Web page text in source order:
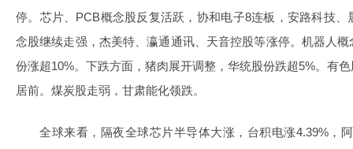
停。芯片、PCB概念股反复活跃，协和电子8连板，安路科技
念股继续走强，杰美特、瀛通通讯、天音控股等涨停。机器人
份涨超10%。下跌方面，猪肉展开调整，华统股份跌超5%。有
居前。煤炭股走弱，甘肃能化领跌。
全球来看，隔夜全球芯片半导体大涨，台积电涨4.39%，